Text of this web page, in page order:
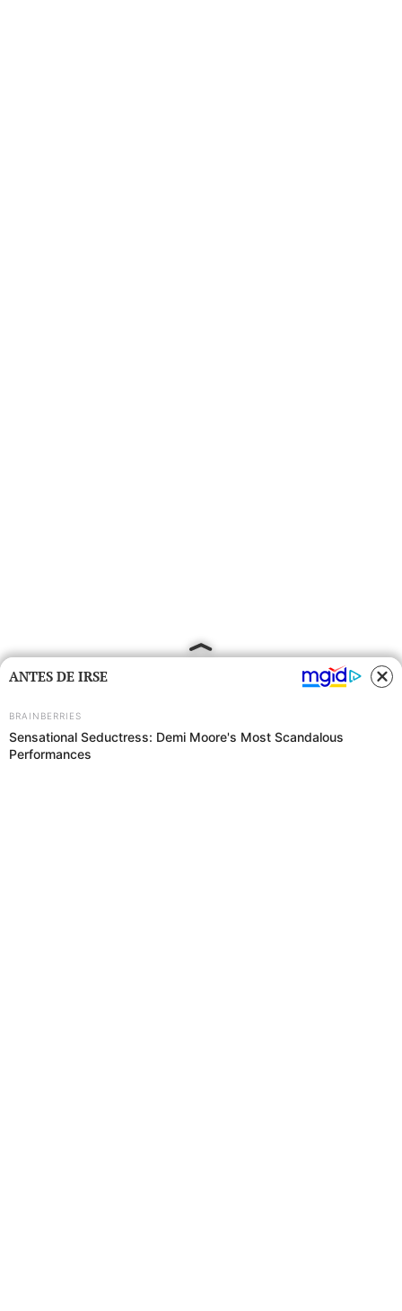
ANTES DE IRSE